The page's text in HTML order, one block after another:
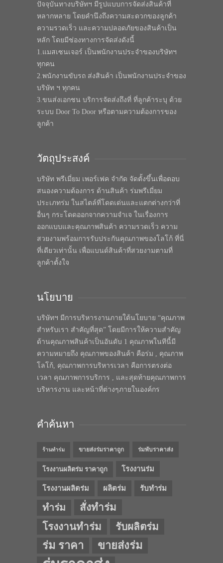
ปัจจุบันทางบริษัทฯ มีรูปแบบการจัดส่งสินค้าที่
หลากหลาย โดยคำนึงถึงความสะดวกของลูกค้า
ความรวดเร็ว และความปลอดภัยของสินค้าเป็น
หลัก โดยมีช่องทางการจัดส่งดังนี้
1.แมสเซนเจอร์ เป็นพนักงานประจำของบริษัทฯ
ทุกคน
2.พนักงานขับรถ ส่งสินค้า เป็นพนักงานประจำของ
บริษัท ฯ ทุกคน
3.ขนส่งเอกชน บริการจัดส่งถึงที่ ที่ลูกค้าระบุ ด้วย
ระบบ Door To Door หรือตามความต้องการของ
ลูกค้า
วัตถุประสงค์
บริษัท พรีเมี่ยม เพอร์เฟค จำกัด จัดตั้งขึ้นเพื่อตอบ
สนองความต้องการ ด้านสินค้า ร่มพรีเมี่ยม
ประเภทร่ม ในสไตล์ที่โดดเด่นและแตกต่างกว่าที่
อื่นๆ กระโดดออกจากความจำเจ ในเรื่องการ
ออกแบบและคุณภาพสินค้า ความรวดเร็ว ความ
สวยงามพร้อมการรับประกันคุณภาพของโลโก้ ที่นี่
ที่เดียวเท่านั้น เพื่อแบนด์สินค้าที่สวยงามตามที่
ลูกค้าตั้งใจ
นโยบาย
บริษัทฯ มีการบริหารงานภายใต้นโยบาย “คุณภาพ
สำหรับเรา สำคัญที่สุด” โดยมีการให้ความสำคัญ
ด้านคุณภาพสินค้าเป็นอันดับ 1 คุณภาพในทีนี้มี
ความหมายถึง คุณภาพของสินค้า คือร่ม , คุณภาพ
โลโก้, คุณภาพการบริหารเวลา คือการตรงต่อ
เวลา คุณภาพการบริการ , และสุดท้ายคุณภาพการ
บริหารงาน และหน้าที่ต่างๆภายในองค์กร
คำค้นหา
ร้านทำร่ม ขายส่งร่มราคาถูก ร่มพับราคาส่ง
โรงงานผลิตร่ม ราคาถูก โรงงานร่ม
โรงงานผลิตร่ม ผลิตร่ม รับทำร่ม
ทำร่ม
สั่งทำร่ม
โรงงานทำร่ม
รับผลิตร่ม
ร่ม ราคา ขายส่งร่ม